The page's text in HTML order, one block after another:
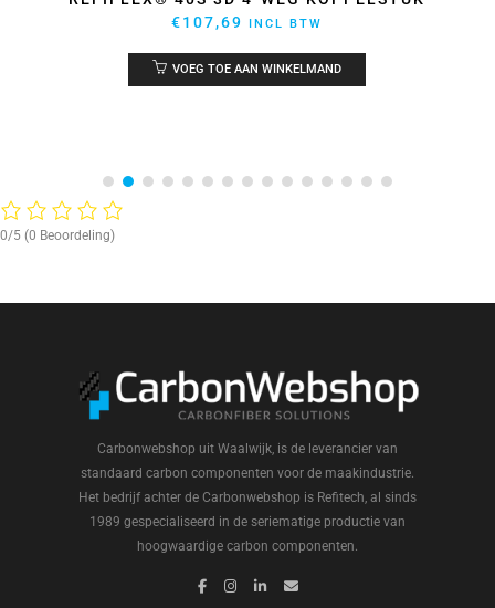
€107,69 INCL BTW
VOEG TOE AAN WINKELMAND
0/5 (0 Beoordeling)
Carbonwebshop uit Waalwijk, is de leverancier van
standaard carbon componenten voor de maakindustrie.
Het bedrijf achter de Carbonwebshop is Refitech, al sinds
1989 gespecialiseerd in de seriematige productie van
hoogwaardige carbon componenten.